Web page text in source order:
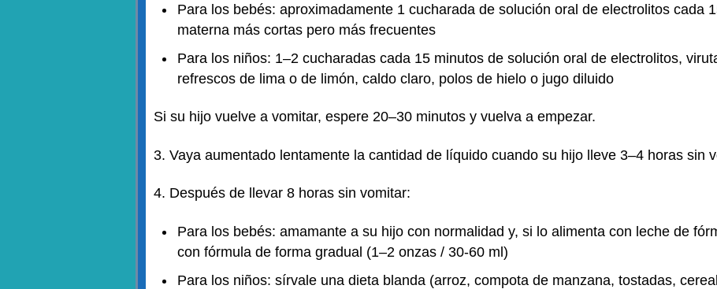
Para los bebés: aproximadamente 1 cucharada de solución oral de electrolitos cada
materna más cortas pero más frecuentes
Para los niños: 1–2 cucharadas cada 15 minutos de solución oral de electrolitos,
refrescos de lima o de limón, caldo claro, polos de hielo o jugo diluido
Si su hijo vuelve a vomitar, espere 20–30 minutos y vuelva a empezar.
3. Vaya aumentado lentamente la cantidad de líquido cuando su hijo lleve 3–4 horas sin
4. Después de llevar 8 horas sin vomitar:
Para los bebés: amamante a su hijo con normalidad y, si lo alimenta con leche de
con fórmula de forma gradual (1–2 onzas / 30-60 ml)
Para los niños: sírvale una dieta blanda (arroz, compota de manzana, tostadas,